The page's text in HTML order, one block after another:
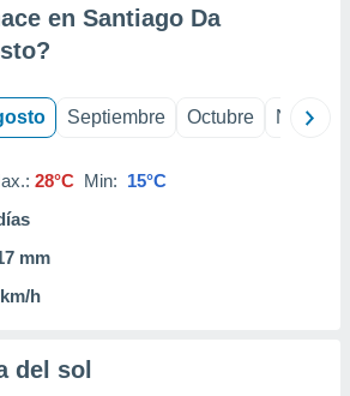
en Santiago Da
?
Septiembre Octubre
28°C Min: 15°C
mm
h
del sol